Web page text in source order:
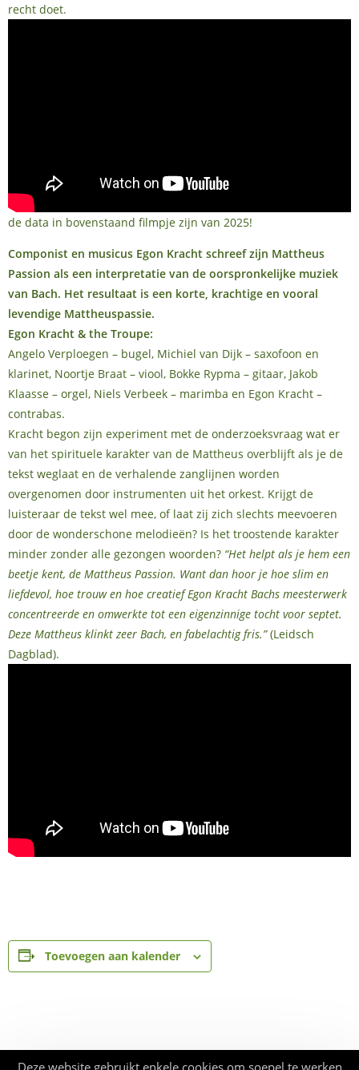
recht doet.
de data in bovenstaand filmpje zijn van 2025!
Componist en musicus Egon Kracht schreef zijn Mattheus
Passion als een interpretatie van de oorspronkelijke muziek
van Bach. Het resultaat is een korte, krachtige en vooral
levendige Mattheuspassie.
Egon Kracht & the Troupe:
Angelo Verploegen – bugel, Michiel van Dijk – saxofoon en
klarinet, Noortje Braat – viool, Bokke Rypma – gitaar, Jakob
Klaasse – orgel, Niels Verbeek – marimba en Egon Kracht –
contrabas.
Kracht begon zijn experiment met de onderzoeksvraag wat er
van het spirituele karakter van de Mattheus overblijft als je de
tekst weglaat en de verhalende zanglijnen worden
overgenomen door instrumenten uit het orkest. Krijgt de
luisteraar de tekst wel mee, of laat zij zich slechts meevoeren
door de wonderschone melodieën? Is het troostende karakter
minder zonder alle gezongen woorden? “Het helpt als je hem een
beetje kent, de Mattheus Passion. Want dan hoor je hoe slim en
liefdevol, hoe trouw en hoe creatief Egon Kracht Bachs meesterwerk
concentreerde en omwerkte tot een eigenzinnige tocht voor septet.
Deze Mattheus klinkt zeer Bach, en fabelachtig fris.”(Leidsch
Dagblad).
Toevoegen aan kalender
Deze website gebruikt enkele cookies om soepel te werken